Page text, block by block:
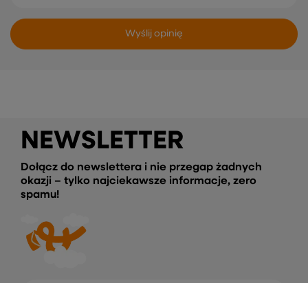
Wyślij opinię
NEWSLETTER
Dołącz do newslettera i nie przegap żadnych
okazji – tylko najciekawsze informacje, zero
spamu!